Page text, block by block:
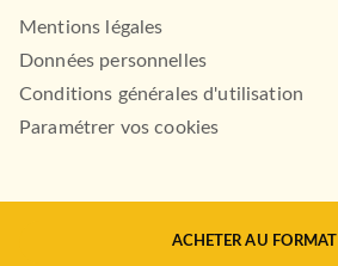
ACHETER AU FORMAT
Mentions légales
Données personnelles
Conditions générales d'utilisation
Paramétrer vos cookies